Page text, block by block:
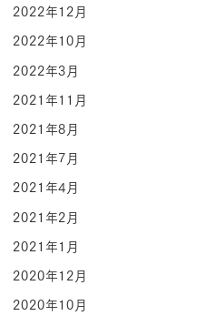
2022年12月
2022年10月
2022年3月
2021年11月
2021年8月
2021年7月
2021年4月
2021年2月
2021年1月
2020年12月
2020年10月